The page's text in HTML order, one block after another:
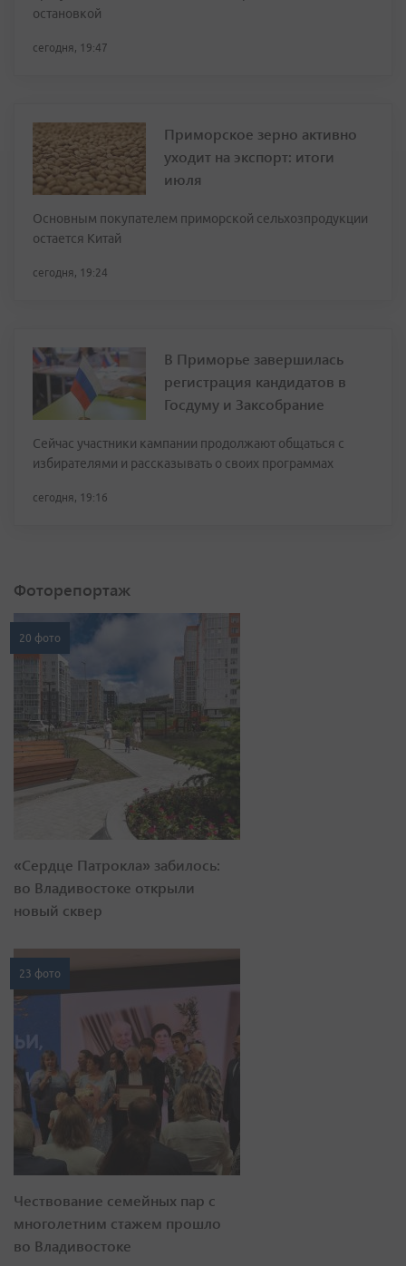
остановкой
сегодня, 19:47
Приморское зерно активно
уходит на экспорт: итоги
июля
Основным покупателем приморской сельхозпродукции
остается Китай
сегодня, 19:24
В Приморье завершилась
регистрация кандидатов в
Госдуму и Заксобрание
Сейчас участники кампании продолжают общаться с
избирателями и рассказывать о своих программах
сегодня, 19:16
Фоторепортаж
20 фото
«Сердце Патрокла» забилось:
во Владивостоке открыли
новый сквер
23 фото
Чествование семейных пар с
многолетним стажем прошло
во Владивостоке